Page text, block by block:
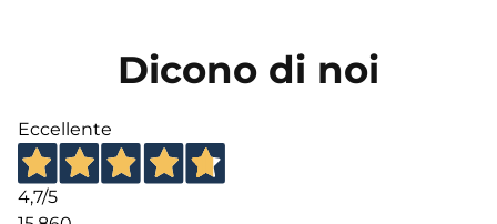
Dicono di noi
Eccellente
4,7/5